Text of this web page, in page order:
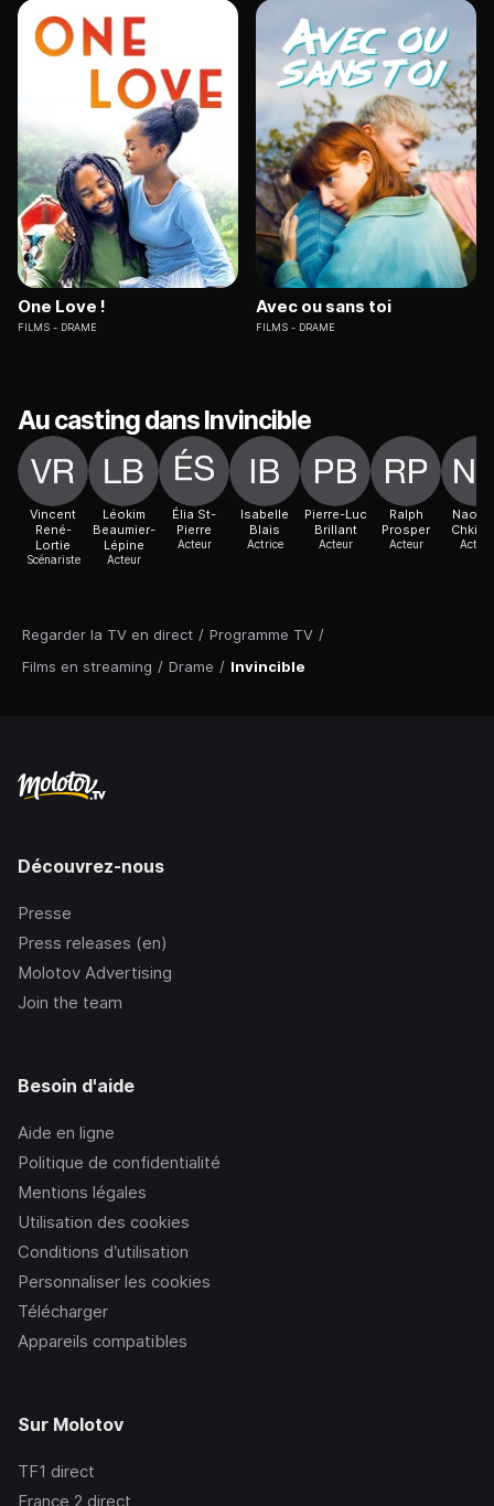
Regarder la TV en direct / Programme TV /
Films en streaming / Drame / Invincible
One Love !
FILMS DRAME
Avec ou sans toi
FILMS DRAME
Au casting dans Invincible
Vincent
René-
Lortie
Scénariste
Léokim
Beaumier-
Lépine
Acteur
Élia St-
Pierre
Acteur
Isabelle
Blais
Actrice
Pierre-Luc
Brillant
Acteur
Ralph
Prosper
Acteur Acteur
Découvrez-nous
Presse
Press releases (en)
Molotov Advertising
Join the team
Besoin d'aide
Aide en ligne
Politique de confidentialité
Mentions légales
Utilisation des cookies
Conditions d’utilisation
Personnaliser les cookies
Télécharger
Appareils compatibles
Sur Molotov
TF1 direct
France 2 direct